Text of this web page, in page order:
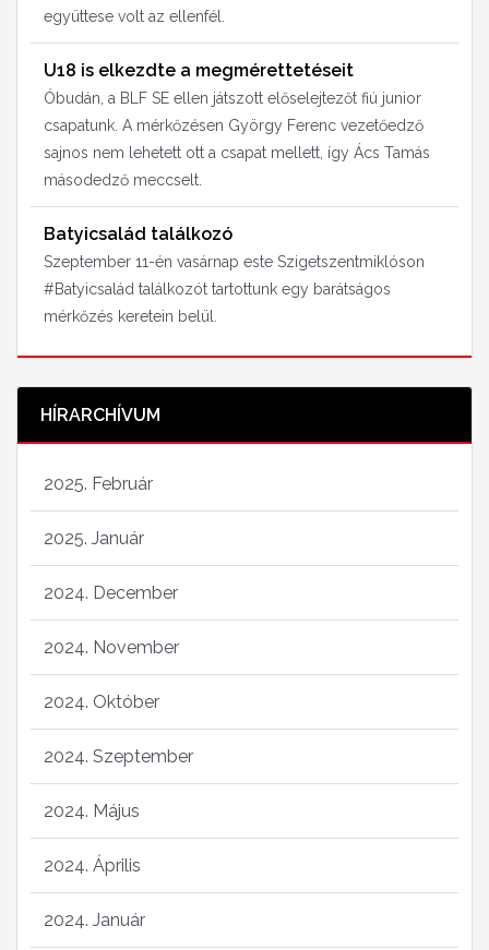
együttese volt az ellenfél.
U18 is elkezdte a megmérettetéseit
Óbudán, a BLF SE ellen játszott előselejtezőt fiú junior
csapatunk. A mérkőzésen György Ferenc vezetőedző
sajnos nem lehetett ott a csapat mellett, így Ács Tamás
másodedző meccselt.
Batyicsalád találkozó
Szeptember 11-én vasárnap este Szigetszentmiklóson
#Batyicsalád találkozót tartottunk egy barátságos
mérkőzés keretein belül.
HÍRARCHÍVUM
2025. Február
2025. Január
2024. December
2024. November
2024. Október
2024. Szeptember
2024. Május
2024. Április
2024. Január